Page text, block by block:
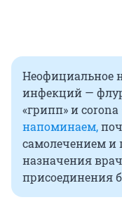
Неофициальное
инфекций —
«грипп» и
напоминаем,
самолечением и
назначения
присоединения